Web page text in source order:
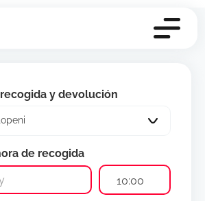
y devolución
de recogida
10:00